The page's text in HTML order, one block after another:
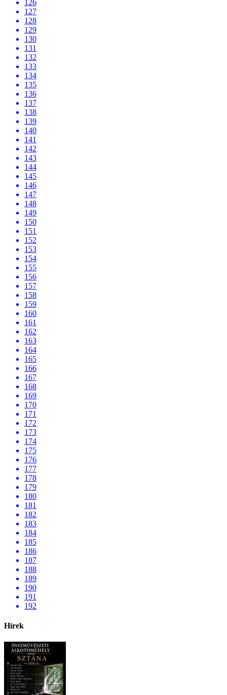
126
127
128
129
130
131
132
133
134
135
136
137
138
139
140
141
142
143
144
145
146
147
148
149
150
151
152
153
154
155
156
157
158
159
160
161
162
163
164
165
166
167
168
169
170
171
172
173
174
175
176
177
178
179
180
181
182
183
184
185
186
187
188
189
190
191
192
Hírek